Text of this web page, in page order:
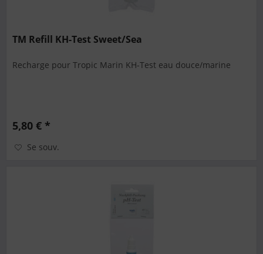
TM Refill KH-Test Sweet/Sea
Recharge pour Tropic Marin KH-Test eau douce/marine
5,80 € *
Se souv.